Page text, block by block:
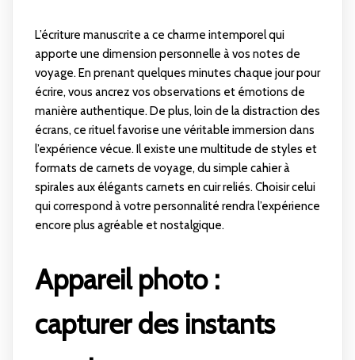
L’écriture manuscrite a ce charme intemporel qui
apporte une dimension personnelle à vos notes de
voyage. En prenant quelques minutes chaque jour pour
écrire, vous ancrez vos observations et émotions de
manière authentique. De plus, loin de la distraction des
écrans, ce rituel favorise une véritable immersion dans
l’expérience vécue. Il existe une multitude de styles et
formats de carnets de voyage, du simple cahier à
spirales aux élégants carnets en cuir reliés. Choisir celui
qui correspond à votre personnalité rendra l’expérience
encore plus agréable et nostalgique.
Appareil photo :
capturer des instants